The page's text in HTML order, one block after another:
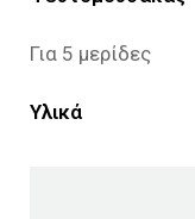
Για 5 μερίδες
Υλικά